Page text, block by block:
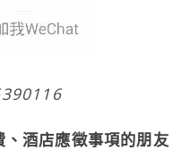
酒店應徵事項的朋友